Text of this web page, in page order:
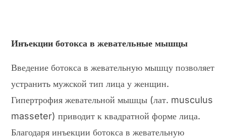
Инъекции ботокса в жевательные мышцы
Введение ботокса в жевательную мышцу позволяет
устранить мужской тип лица у женщин.
Гипертрофия жевательной мышцы (лат. musculus
masseter) приводит к квадратной форме лица.
Благодаря инъекции ботокса в жевательную